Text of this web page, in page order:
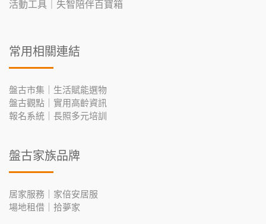
活動工具｜失智陪伴百寶箱
常用相關連結
盤古市集｜生活賦能選物
盤古觀點｜實用高齡資訊
報名系統｜長照多元培訓
盤古家族品牌
居家服務｜家倍安居服
場地租借｜拾夢家